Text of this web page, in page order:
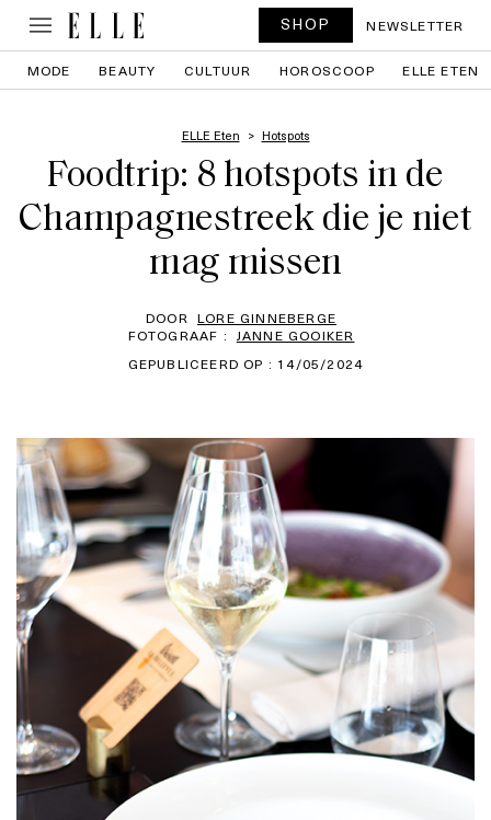
SHOP NEWSLETTER
MODE BEAUTY CULTUUR HOROSCOOP ELLE ETEN
ELLE Eten Hotspots
Foodtrip: 8 hotspots in de
Champagnestreek die je niet
mag missen
DOOR LORE GINNEBERGE
FOTOGRAAF : JANNE GOOIKER
GEPUBLICEERD OP : 14/05/2024